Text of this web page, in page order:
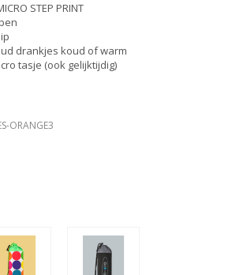
STEP PRINT
drankjes koud of warm
tasje (ook gelijktijdig)
ORANGE3